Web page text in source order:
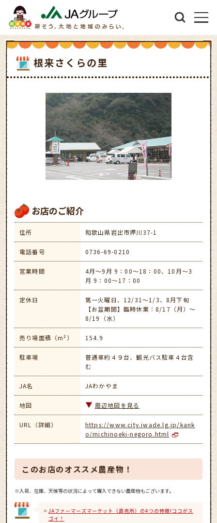
根来さくらの里
お店のご紹介
住所 和歌山県岩出市押川37-1
電話番号 0736-69-0210
営業時間
4月～9月 9：00～18：00、10月～3
月 9：00～17：00
定休日
第一火曜日、12/31～1/3、8月下旬
【お盆期間】臨時休業：8/17（月）～
8/19（水）
売り場面積（m²） 154.9
駐車場
普通車約４９台、観光バス駐車４台含
む
JA名 JAわかやま
地図 周辺地図を見る
URL（詳細）
https://www.city.iwade.lg.jp/kank
o/michinoeki-negoro.html
このお店のオススメ農産物！
※入荷、在庫、天候等の状況によって購入できない農産物もございます。
JAファーマーズマーケット（直売所）の4つの特徴!ココがス
ゴイ！